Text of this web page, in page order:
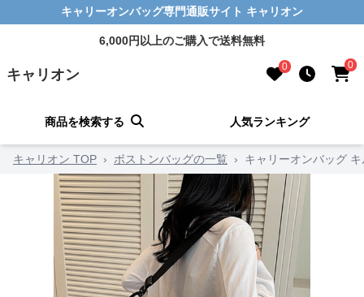
キャリーオンバッグ専門通販サイト キャリオン
6,000円以上のご購入で送料無料
キャリオン 0 0
商品を検索する 人気ランキング
キャリオン TOP › ボストンバッグの一覧 › キャリーオンバッグ